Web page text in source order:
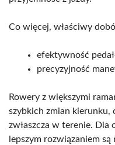
Co więcej, właściwy
efektywność
precyzyjność
Rowery z większymi
szybkich zmian kierunku,
zwłaszcza w terenie. Dla
lepszym rozwiązaniem